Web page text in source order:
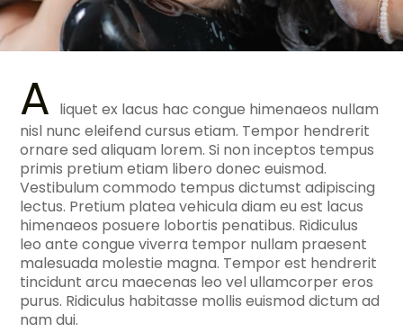
A liquet ex lacus hac congue himenaeos nullam
nisl nunc eleifend cursus etiam. Tempor hendrerit
ornare sed aliquam lorem. Si non inceptos tempus
primis pretium etiam libero donec euismod.
Vestibulum commodo tempus dictumst adipiscing
lectus. Pretium platea vehicula diam eu est lacus
himenaeos posuere lobortis penatibus. Ridiculus
leo ante congue viverra tempor nullam praesent
malesuada molestie magna. Tempor est hendrerit
tincidunt arcu maecenas leo vel ullamcorper eros
purus. Ridiculus habitasse mollis euismod dictum ad
nam dui.